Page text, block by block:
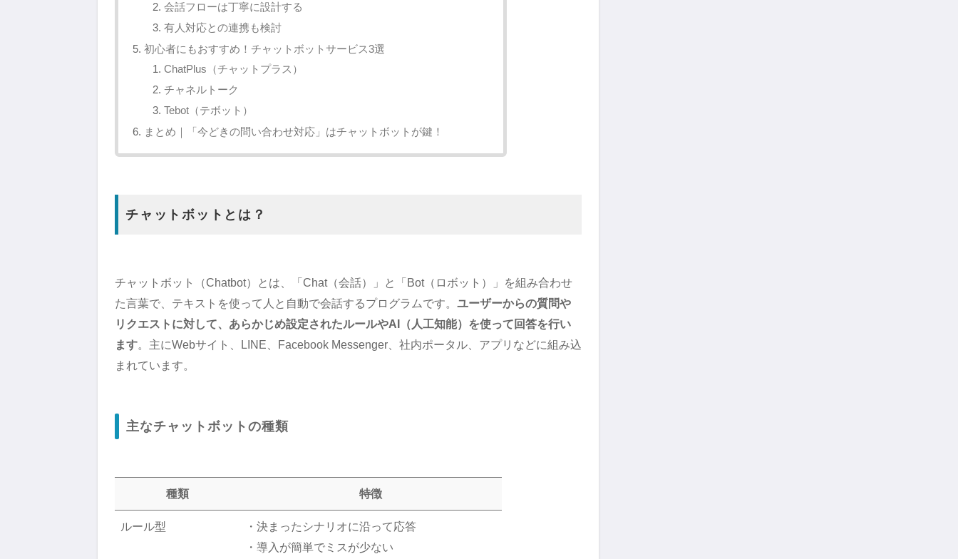
会話フローは丁寧に設計する
有人対応との連携も検討
初心者にもおすすめ！チャットボットサービス3選
ChatPlus（チャットプラス）
チャネルトーク
Tebot（テボット）
まとめ｜「今どきの問い合わせ対応」はチャットボットが鍵！
チャットボットとは？
チャットボット（Chatbot）とは、「Chat（会話）」と「Bot（ロボット）」を組み合わせ
た言葉で、テキストを使って人と自動で会話するプログラムです。 ユーザーからの質問や
リクエストに対して、あらかじめ設定されたルールやAI（人工知能）を使って回答を行い
ます。主にWebサイト、LINE、Facebook Messenger、社内ポータル、アプリなどに組み込
まれています。
主なチャットボットの種類
種類 特徴
ルール型
・決まったシナリオに沿って応答
・導入が簡単でミスが少ない